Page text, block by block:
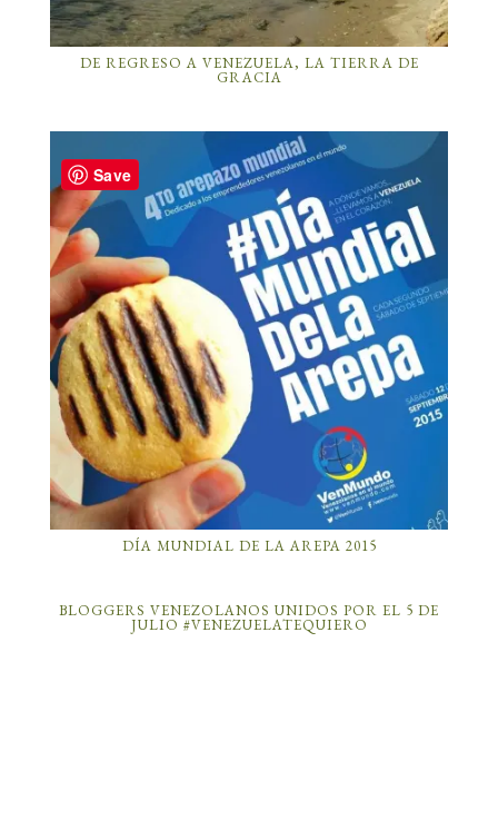
DE REGRESO A VENEZUELA, LA TIERRA DE
GRACIA
DÍA MUNDIAL DE LA AREPA 2015
BLOGGERS VENEZOLANOS UNIDOS POR EL 5 DE
JULIO #‎VENEZUELATEQUIERO
Save